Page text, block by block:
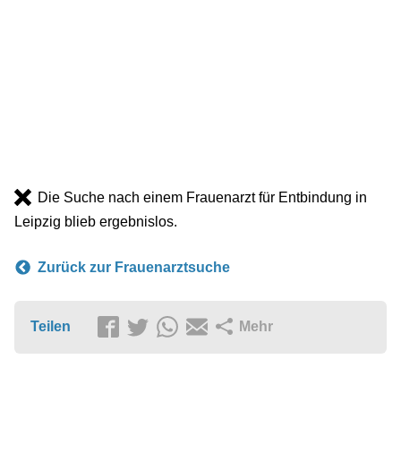
Die Suche nach einem Frauenarzt für Entbindung in
Leipzig blieb ergebnislos.
Zurück zur Frauenarztsuche
Teilen Mehr